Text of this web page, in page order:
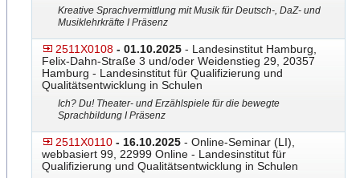
Kreative Sprachvermittlung mit Musik für Deutsch-, DaZ- und
Musiklehrkräfte I Präsenz
2511X0108 - 01.10.2025 - Landesinstitut Hamburg,
Felix-Dahn-Straße 3 und/oder Weidenstieg 29, 20357
Hamburg - Landesinstitut für Qualifizierung und
Qualitätsentwicklung in Schulen
Ich? Du! Theater- und Erzählspiele für die bewegte
Sprachbildung I Präsenz
2511X0110 - 16.10.2025 - Online-Seminar (LI),
webbasiert 99, 22999 Online - Landesinstitut für
Qualifizierung und Qualitätsentwicklung in Schulen